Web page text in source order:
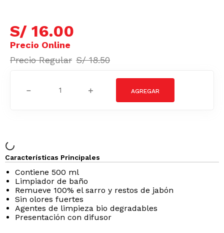
S/ 16.00
S/ 18.50
＋
－
Características Principales
Contiene 500 ml
Limpiador de baño
Remueve 100% el sarro y restos de jabón
Sin olores fuertes
Agentes de limpieza bio degradables
Presentación con difusor